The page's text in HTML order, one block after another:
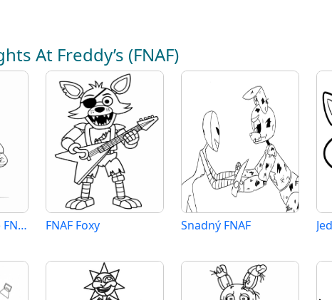
At Freddy’s (FNAF)
Withered Bonnie FNAF FNAF Foxy Snadný FNAF